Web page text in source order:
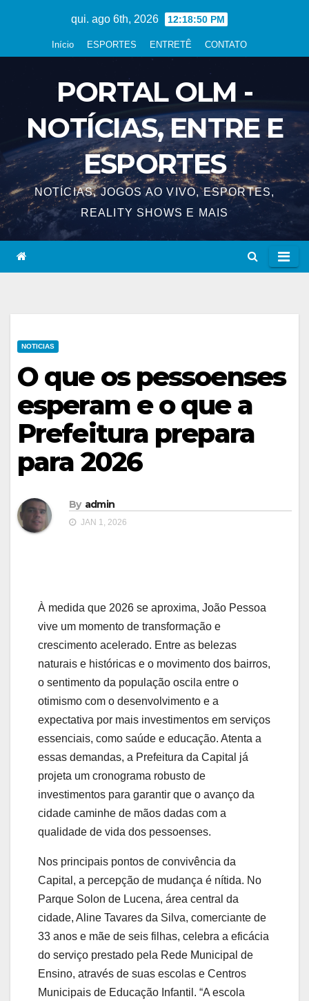
qui. ago 6th, 2026 12:18:51 PM
Início ESPORTES ENTRETÊ CONTATO
PORTAL OLM -
NOTÍCIAS, ENTRE E
ESPORTES
NOTÍCIAS, JOGOS AO VIVO, ESPORTES,
REALITY SHOWS E MAIS
NOTICIAS
O que os pessoenses
esperam e o que a
Prefeitura prepara
para 2026
By admin
JAN 1, 2026
À medida que 2026 se aproxima, João Pessoa
vive um momento de transformação e
crescimento acelerado. Entre as belezas
naturais e históricas e o movimento dos bairros,
o sentimento da população oscila entre o
otimismo com o desenvolvimento e a
expectativa por mais investimentos em serviços
essenciais, como saúde e educação. Atenta a
essas demandas, a Prefeitura da Capital já
projeta um cronograma robusto de
investimentos para garantir que o avanço da
cidade caminhe de mãos dadas com a
qualidade de vida dos pessoenses.
Nos principais pontos de convivência da
Capital, a percepção de mudança é nítida. No
Parque Solon de Lucena, área central da
cidade, Aline Tavares da Silva, comerciante de
33 anos e mãe de seis filhas, celebra a eficácia
do serviço prestado pela Rede Municipal de
Ensino, através de suas escolas e Centros
Municipais de Educação Infantil. “A escola